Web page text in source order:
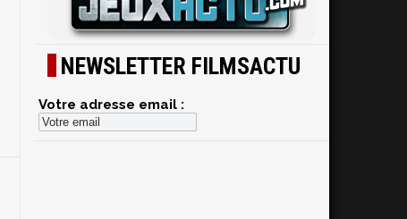
NEWSLETTER FILMSACTU
Votre adresse email :